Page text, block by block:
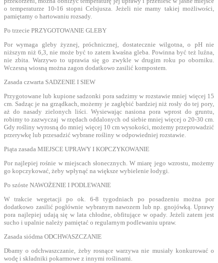
o temperaturze 10-16 stopni Celsjusza. Jeżeli nie mamy takiej możliwości,
pamiętamy o hartowaniu rozsady.
Po trzecie PRZYGOTOWANIE GLEBY
Por wymaga gleby żyznej, próchnicznej, dostatecznie wilgotna, o pH nie
niższym niż 6,3, nie może być to zatem kwaśna gleba. Powinna być też luźna,
nie zbita. Warzywo to uprawia się go zwykle w drugim roku po oborniku.
Wczesną wiosną można zagon dodatkowo zasilić kompostem.
Zasada czwarta SADZENIE I SIEW
Przygotowane lub kupione sadzonki pora sadzimy w rozstawie mniej więcej 15
cm. Sadząc je na grządkach, możemy je zagłębić bardziej niż rosły do tej pory,
aż do nasady zielonych liści. Wysiewając nasiona pora wprost do gruntu,
robimy to zazwyczaj w rzędach oddalonych od siebie mniej więcej o 20-30 cm.
Gdy rośliny wyrosną do mniej więcej 10 cm wysokości, możemy przeprowadzić
przerywkę lub przesadzić wybrane rośliny w odpowiedniej rozstawie.
Piąta zasada MIEJSCE UPRAWY I KOPCZYKOWANIE
Por najlepiej rośnie w miejscach słonecznych. W miarę jego wzrostu, możemy
go kopczykować, żeby wpłynąć na większe wybielenie łodygi.
Po szóste NAWOŻENIE I PODLEWANIE
W trakcie wegetacji po ok. 6-8 tygodniach po posadzeniu można por
dodatkowo zasilić pogłównie wybranym nawozem lub np. gnojówką. Uprawy
pora najlepiej udają się w lata chłodne, obfitujące w opady. Jeżeli zatem jest
sucho i upalnie należy pamiętać o regularnym podlewaniu upraw.
Zasada siódma ODCHWASZCZANIE
Dbamy o odchwaszczanie, żeby rosnące warzywa nie musiały konkurować o
wodę i składniki pokarmowe z innymi roślinami.